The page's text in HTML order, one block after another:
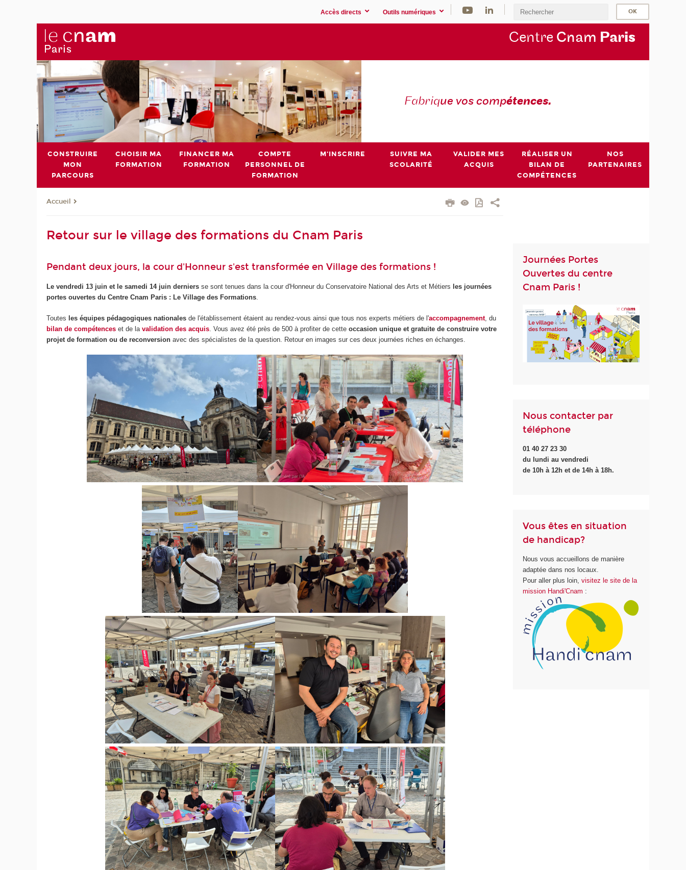
Accès directs Outils numériques
Centre Cnam Paris
Fabrique vos compétences.
CONSTRUIRE
MON
PARCOURS
CHOISIR MA
FORMATION
FINANCER MA
FORMATION
COMPTE
PERSONNEL DE
FORMATION
M'INSCRIRE
SUIVRE MA
SCOLARITÉ
VALIDER MES
ACQUIS
RÉALISER UN
BILAN DE
COMPÉTENCES
NOS
PARTENAIRES
Accueil
Retour sur le village des formations du Cnam Paris
Pendant deux jours, la cour d'Honneur s'est transformée en Village des formations !
Le vendredi 13 juin et le samedi 14 juin derniers se sont tenues dans la cour d'Honneur du Conservatoire National des Arts et Métiers les journées
portes ouvertes du Centre Cnam Paris : Le Village des Formations.
Toutes les équipes pédagogiques nationales de l'établissement étaient au rendez-vous ainsi que tous nos experts métiers de l'accompagnement, du
bilan de compétences et de lavalidation des acquis . Vous avez été près de 500 à profiter de cetteoccasion unique et gratuite de construire votre
projet de formation ou de reconversion avec des spécialistes de la question. Retour en images sur ces deux journées riches en échanges.
Journées Portes
Ouvertes du centre
Cnam Paris !
Nous contacter par
téléphone
01 40 27 23 30
du lundi au vendredi
de 10h à 12h et de 14h à 18h.
Vous êtes en situation
de handicap?
Nous vous accueillons de manière
adaptée dans nos locaux.
Pour aller plus loin,visitez le site de la
mission Handi'Cnam :